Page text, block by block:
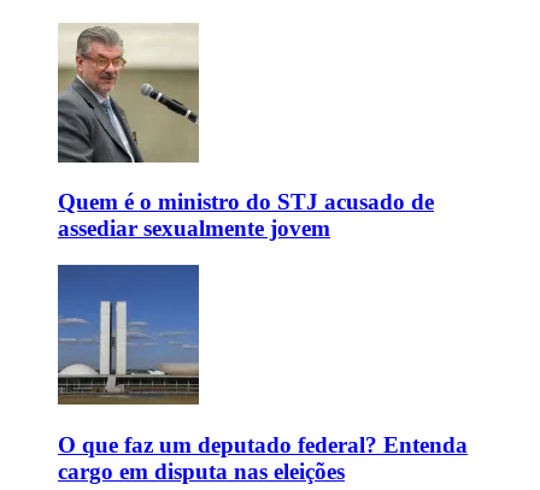
Quem é o ministro do STJ acusado de
assediar sexualmente jovem
O que faz um deputado federal? Entenda
cargo em disputa nas eleições